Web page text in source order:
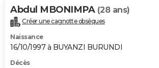
Abdul MBONIMPA (28 ans)
Créer une cagnotte obsèques
Naissance
16/10/1997 à BUYANZI BURUNDI
Décès